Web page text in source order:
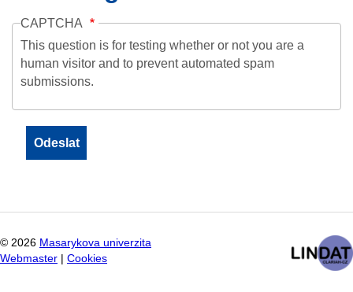
CAPTCHA
This question is for testing whether or not you are a
human visitor and to prevent automated spam
submissions.
© 2026 Masarykova univerzita
Webmaster
Cookies